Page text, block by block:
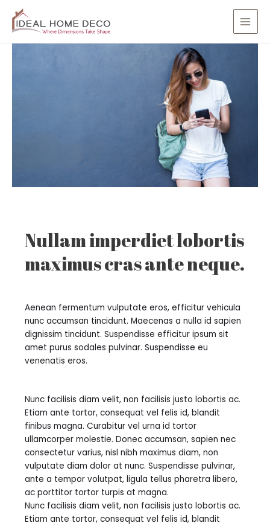
content
Main
Menu
Nullam imperdiet lobortis
maximus cras ante neque.
Aenean fermentum vulputate eros, efficitur vehicula
nunc accumsan tincidunt. Maecenas a nulla id sapien
dignissim tincidunt. Suspendisse efficitur ipsum sit
amet purus sodales pulvinar. Suspendisse eu
venenatis eros.
Nunc facilisis diam velit, non facilisis justo lobortis ac.
Etiam ante tortor, consequat vel felis id, blandit
finibus magna. Curabitur vel urna id tortor
ullamcorper molestie. Donec accumsan, sapien nec
consectetur varius, nisl nibh maximus diam, non
vulputate diam dolor at nunc. Suspendisse pulvinar,
ante a tempor volutpat, ligula tellus pharetra libero,
ac porttitor tortor turpis at magna.
Nunc facilisis diam velit, non facilisis justo lobortis ac.
Etiam ante tortor, consequat vel felis id, blandit
Post
navigation